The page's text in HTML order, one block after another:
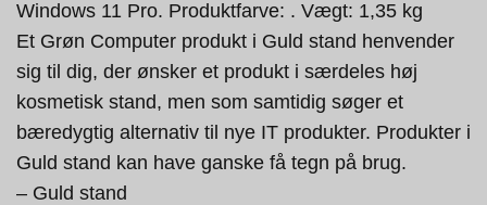
Windows 11 Pro. Produktfarve: . Vægt: 1,35 kg
Et Grøn Computer produkt i Guld stand henvender
sig til dig, der ønsker et produkt i særdeles høj
kosmetisk stand, men som samtidig søger et
bæredygtig alternativ til nye IT produkter. Produkter i
Guld stand kan have ganske få tegn på brug.
– Guld stand